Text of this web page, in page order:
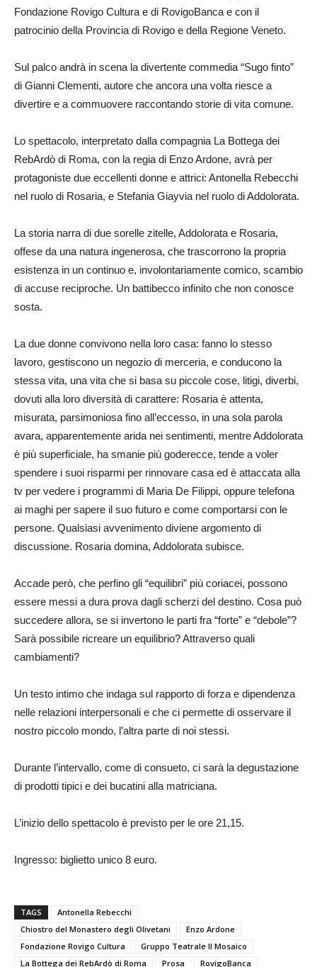
Fondazione Rovigo Cultura e di RovigoBanca e con il
patrocinio della Provincia di Rovigo e della Regione Veneto.
Sul palco andrà in scena la divertente commedia “Sugo finto”
di Gianni Clementi, autore che ancora una volta riesce a
divertire e a commuovere raccontando storie di vita comune.
Lo spettacolo, interpretato dalla compagnia La Bottega dei
RebArdò di Roma, con la regia di Enzo Ardone, avrà per
protagoniste due eccellenti donne e attrici: Antonella Rebecchi
nel ruolo di Rosaria, e Stefania Giayvia nel ruolo di Addolorata.
La storia narra di due sorelle zitelle, Addolorata e Rosaria,
offese da una natura ingenerosa, che trascorrono la propria
esistenza in un continuo e, involontariamente comico, scambio
di accuse reciproche. Un battibecco infinito che non conosce
sosta.
La due donne convivono nella loro casa: fanno lo stesso
lavoro, gestiscono un negozio di merceria, e conducono la
stessa vita, una vita che si basa su piccole cose, litigi, diverbi,
dovuti alla loro diversità di carattere: Rosaria è attenta,
misurata, parsimoniosa fino all’eccesso, in una sola parola
avara, apparentemente arida nei sentimenti, mentre Addolorata
è più superficiale, ha smanie più goderecce, tende a voler
spendere i suoi risparmi per rinnovare casa ed è attaccata alla
tv per vedere i programmi di Maria De Filippi, oppure telefona
ai maghi per sapere il suo futuro e come comportarsi con le
persone. Qualsiasi avvenimento diviene argomento di
discussione. Rosaria domina, Addolorata subisce.
Accade però, che perfino gli “equilibri” più coriacei, possono
essere messi a dura prova dagli scherzi del destino. Cosa può
succedere allora, se si invertono le parti fra “forte” e “debole”?
Sarà possibile ricreare un equilibrio? Attraverso quali
cambiamenti?
Un testo intimo che indaga sul rapporto di forza e dipendenza
nelle relazioni interpersonali e che ci permette di osservare il
nostro piccolo mondo, l’altra parte di noi stessi.
Durante l’intervallo, come di consueto, ci sarà la degustazione
di prodotti tipici e dei bucatini alla matriciana.
L’inizio dello spettacolo è previsto per le ore 21,15.
Ingresso: biglietto unico 8 euro.
TAGS
Antonella Rebecchi
Chiostro del Monastero degli Olivetani
Enzo Ardone
Fondazione Rovigo Cultura
Gruppo Teatrale Il Mosaico
La Bottega dei RebArdò di Roma
Prosa RovigoBanca